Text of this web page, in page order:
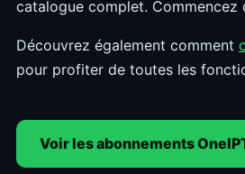
catalogue complet. Commencez
Découvrez également comment
pour profiter de toutes les
Voir les abonnements